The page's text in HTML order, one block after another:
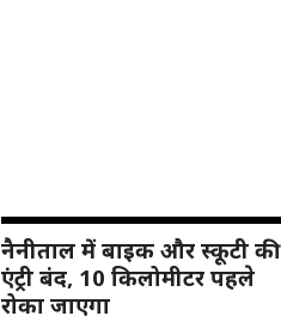
नैनीताल में बाइक और स्कूटी की
एंट्री बंद, 10 किलोमीटर पहले
रोका जाएगा